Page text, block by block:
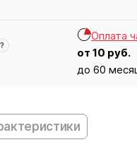
?
Оплата
от 10 руб.
до 60